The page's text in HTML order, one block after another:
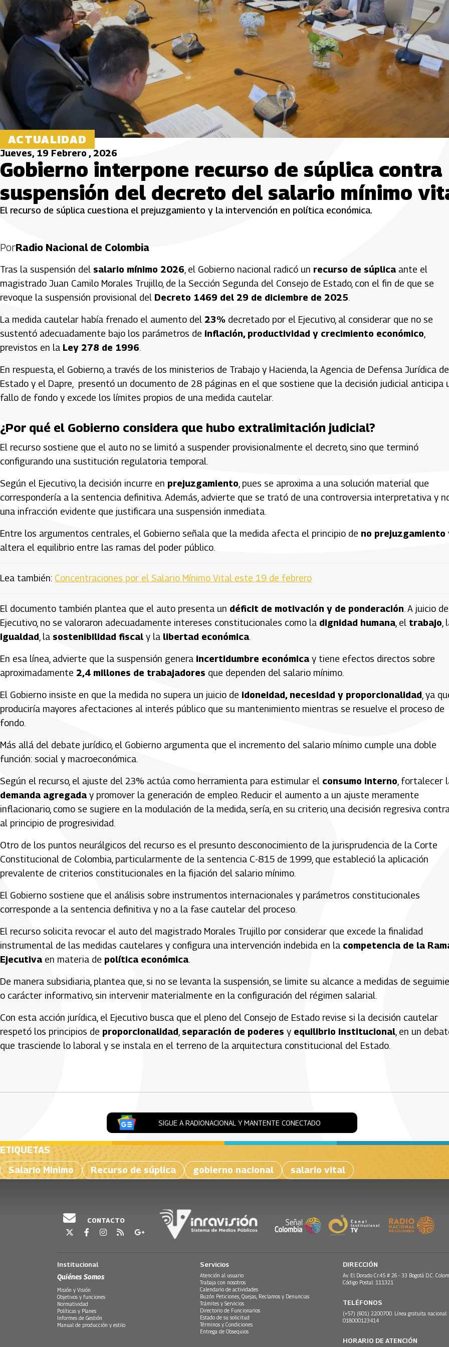
ACTUALIDAD
Jueves, 19 Febrero , 2026
Gobierno interpone recurso de súplica contra
suspensión del decreto del salario mínimo
El recurso de súplica cuestiona el prejuzgamiento y la intervención en política económica.
PorRadio Nacional de Colombia
Tras la suspensión del salario mínimo 2026 , el Gobierno nacional radicó un recurso de súplica ante el
magistrado Juan Camilo Morales Trujillo, de la Sección Segunda del Consejo de Estado, con el fin de que se
revoque la suspensión provisional del Decreto 1469 del 29 de diciembre de 2025.
La medida cautelar había frenado el aumento del 23% decretado por el Ejecutivo, al considerar que no se
sustentó adecuadamente bajo los parámetros de inflación, productividad y crecimiento económico
previstos en la Ley 278 de 1996.
En respuesta, el Gobierno, a través de los ministerios de Trabajo y Hacienda, la Agencia de Defensa Jurídica
Estado y el Dapre, presentó un documento de 28 páginas en el que sostiene que la decisión judicial anticipa
fallo de fondo y excede los límites propios de una medida cautelar.
¿Por qué el Gobierno considera que hubo extralimitación judicial?
El recurso sostiene que el auto no se limitó a suspender provisionalmente el decreto, sino que terminó
configurando una sustitución regulatoria temporal.
Según el Ejecutivo, la decisión incurre en prejuzgamiento , pues se aproxima a una solución material que
correspondería a la sentencia definitiva. Además, advierte que se trató de una controversia interpretativa y
una infracción evidente que justificara una suspensión inmediata.
Entre los argumentos centrales, el Gobierno señala que la medida afecta el principio de no prejuzgamiento
altera el equilibrio entre las ramas del poder público.
Lea también: Concentraciones por el Salario Mínimo Vital este 19 de febrero
El documento también plantea que el auto presenta un déficit de motivación y de ponderación. A juicio
Ejecutivo, no se valoraron adecuadamente intereses constitucionales como la dignidad humana , el trabajo ,
igualdad , la sostenibilidad fiscal y la libertad económica.
En esa línea, advierte que la suspensión genera incertidumbre económica y tiene efectos directos sobre
aproximadamente 2,4 millones de trabajadores que dependen del salario mínimo.
El Gobierno insiste en que la medida no supera un juicio de idoneidad, necesidad y proporcionalidad , ya
produciría mayores afectaciones al interés público que su mantenimiento mientras se resuelve el proceso de
fondo.
Más allá del debate jurídico, el Gobierno argumenta que el incremento del salario mínimo cumple una doble
función: social y macroeconómica.
Según el recurso, el ajuste del 23% actúa como herramienta para estimular el consumo interno , fortalecer
demanda agregada y promover la generación de empleo. Reducir el aumento a un ajuste meramente
inflacionario, como se sugiere en la modulación de la medida, sería, en su criterio, una decisión regresiva
al principio de progresividad.
Otro de los puntos neurálgicos del recurso es el presunto desconocimiento de la jurisprudencia de la Corte
Constitucional de Colombia , particularmente de la sentencia C-815 de 1999, que estableció la aplicación
prevalente de criterios constitucionales en la fijación del salario mínimo.
El Gobierno sostiene que el análisis sobre instrumentos internacionales y parámetros constitucionales
corresponde a la sentencia definitiva y no a la fase cautelar del proceso.
El recurso solicita revocar el auto del magistrado Morales Trujillo por considerar que excede la finalidad
instrumental de las medidas cautelares y configura una intervención indebida en la competencia de la
Ejecutiva en materia de política económica.
De manera subsidiaria, plantea que, si no se levanta la suspensión, se limite su alcance a medidas de
o carácter informativo, sin intervenir materialmente en la configuración del régimen salarial.
Con esta acción jurídica, el Ejecutivo busca que el pleno del Consejo de Estado revise si la decisión cautelar
respetó los principios de proporcionalidad separación de poderes y equilibrio institucional , en un
que trasciende lo laboral y se instala en el terreno de la arquitectura constitucional del Estado.
SIGUE A RADIONACIONAL Y MANTENTE CONECTADO
ETIQUETAS
Salario Minimo
Recurso de súplica gobierno nacional salario vital
CONTACTO
Institucional
Quiénes Somos
Misión y Visión
Objetivos y funciones
Normatividad
Políticas y Planes
Informes de Gestión
Manual de producción y estilo
Servicios
Atención al usuario
Trabaja con nosotros
Calendario de actividades
Buzón Peticiones, Quejas, Reclamos y Denuncias
Trámites y Servicios
Directorio de Funcionarios
Estado de su solicitud
Términos y Condiciones
Entrega de Obsequios
DIRECCIÓN
Av. El Dorado Cr.45 # 26 - 33 Bogotá D.C.
Código Postal: 111321
TELÉFONOS
(+57) (601) 2200700. Línea gratuita nacional:
018000123414
HORARIO DE ATENCIÓN